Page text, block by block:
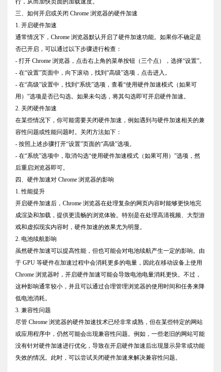
三、如何开启或关闭 Chrome 浏览器的硬件加速
1. 开启硬件加速
通常情况下，Chrome 浏览器默认开启了硬件加速功能。如果你不确定是
否已开启，可以通过以下步骤进行检查：
- 打开 Chrome 浏览器，点击右上角的菜单按钮（三个点），选择“设置”。
- 在“设置”页面中，向下滚动，找到“高级”选项，点击进入。
- 在“高级”设置中，找到“系统”选项，查看“使用硬件加速模式（如果可
用）”选项是否已勾选。如果未勾选，将其勾选即可开启硬件加速。
2. 关闭硬件加速
在某些情况下，你可能需要关闭硬件加速，例如遇到与硬件加速相关的兼
容性问题或性能问题时。关闭方法如下：
- 按照上述步骤打开“设置”页面的“高级”选项。
- 在“系统”选项中，取消勾选“使用硬件加速模式（如果可用）”选项，然
后重启浏览器即可。
四、硬件加速对 Chrome 浏览器的影响
1. 性能提升
开启硬件加速后，Chrome 浏览器在处理复杂的网页内容时能够更快地完
成渲染和加载，提供更流畅的浏览体验。特别是在处理高清视频、大型游
戏和虚拟现实内容时，硬件加速的效果尤为明显。
2. 电池续航影响
虽然硬件加速可以提高性能，但也可能会对电池续航产生一定的影响。由
于 GPU 等硬件在加速过程中会消耗更多的电量，因此在移动设备上使用
Chrome 浏览器时，开启硬件加速可能会导致电池电量消耗更快。不过，
这种影响通常较小，并且可以通过合理管理浏览器的使用时间和任务来降
低电池消耗。
3. 兼容性问题
尽管 Chrome 浏览器的硬件加速技术已经非常成熟，但在某些特定的网站
或应用程序中，仍然可能会出现兼容性问题。例如，一些老旧的网站可能
没有针对硬件加速进行优化，导致在开启硬件加速后出现显示异常或功能
失效的情况。此时，可以尝试关闭硬件加速来解决兼容性问题。